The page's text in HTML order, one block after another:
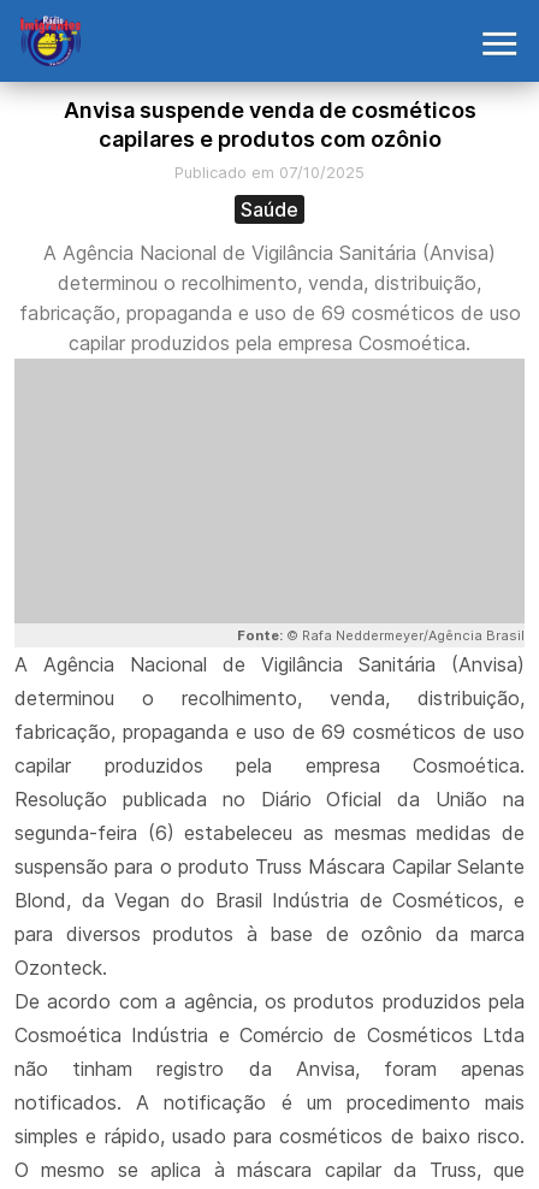
Anvisa suspende venda de cosméticos
capilares e produtos com ozônio
Publicado em 07/10/2025
Saúde
A Agência Nacional de Vigilância Sanitária (Anvisa)
determinou o recolhimento, venda, distribuição,
fabricação, propaganda e uso de 69 cosméticos de uso
capilar produzidos pela empresa Cosmoética.
Fonte: © Rafa Neddermeyer/Agência Brasil
A Agência Nacional de Vigilância Sanitária (Anvisa)
determinou o recolhimento, venda, distribuição,
fabricação, propaganda e uso de 69 cosméticos de uso
capilar produzidos pela empresa Cosmoética.
Resolução publicada no Diário Oficial da União na
segunda-feira (6) estabeleceu as mesmas medidas de
suspensão para o produto Truss Máscara Capilar Selante
Blond, da Vegan do Brasil Indústria de Cosméticos, e
para diversos produtos à base de ozônio da marca
Ozonteck.
De acordo com a agência, os produtos produzidos pela
Cosmoética Indústria e Comércio de Cosméticos Ltda
não tinham registro da Anvisa, foram apenas
notificados. A notificação é um procedimento mais
simples e rápido, usado para cosméticos de baixo risco.
O mesmo se aplica à máscara capilar da Truss, que